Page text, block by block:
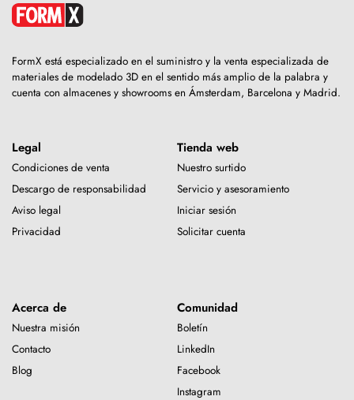
FormX está especializado en el suministro y la venta especializada de
materiales de modelado 3D en el sentido más amplio de la palabra y
cuenta con almacenes y showrooms en Ámsterdam, Barcelona y Madrid.
Legal
Condiciones de venta
Descargo de responsabilidad
Aviso legal
Privacidad
Tienda web
Nuestro surtido
Servicio y asesoramiento
Iniciar sesión
Solicitar cuenta
Acerca de
Nuestra misión
Contacto
Blog
Comunidad
Boletín
LinkedIn
Facebook
Instagram